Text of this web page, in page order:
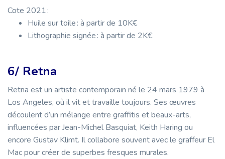
Cote 2021 :
Huile sur toile : à partir de 10K€
Lithographie signée : à partir de 2K€
6/ Retna
Retna est un artiste contemporain né le 24 mars 1979 à
Los Angeles, où il vit et travaille toujours. Ses œuvres
découlent d’un mélange entre graffitis et beaux-arts,
influencées par Jean-Michel Basquiat, Keith Haring ou
encore Gustav Klimt. Il collabore souvent avec le graffeur El
Mac pour créer de superbes fresques murales.